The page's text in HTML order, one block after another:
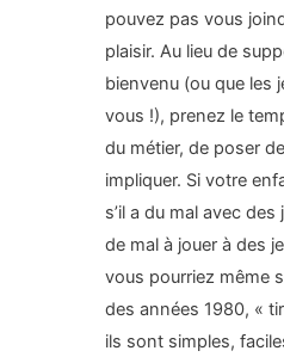
pouvez pas vous
plaisir. Au lieu de
bienvenu (ou que les
vous !), prenez le
du métier, de poser
impliquer. Si votre
s’il a du mal avec
de mal à jouer à des
vous pourriez même
des années 1980, «
ils sont simples,